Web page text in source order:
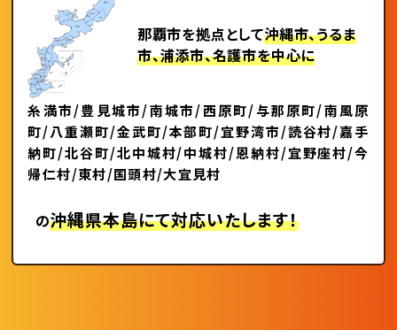
那覇市を拠点として沖縄市、うるま
市、浦添市、名護市を中心に
糸満市/豊見城市/南城市/西原町/与那原町/南風原
町/八重瀬町/金武町/本部町/宜野湾市/読谷村/嘉手
納町/北谷町/北中城村/中城村/恩納村/宜野座村/今
帰仁村/東村/国頭村/大宜見村
の沖縄県本島にて対応いたします！